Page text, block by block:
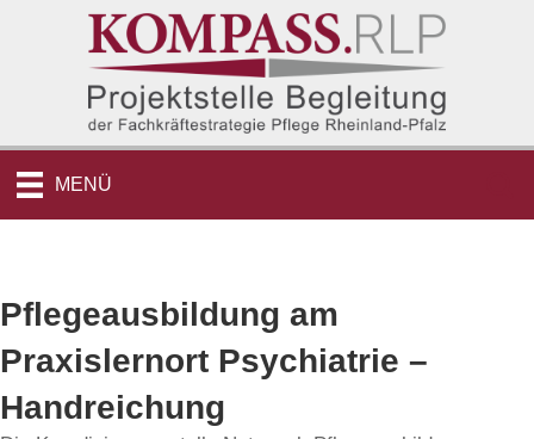
MENÜ
Pflegeausbildung am
Praxislernort Psychiatrie –
Handreichung